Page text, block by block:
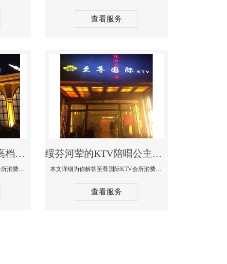
查看服务
绥芬河最好高端顶级高档商务KTV夜总会-天上人间KTV消费点评
本文详细为你解答天上人间KTV会所消费价格点评，更多关于最好高端顶级高档商务KTV夜总会免费咨询1312 0333301微信同步！
绥芬河荤的KTV陪唱公主美女哪家最多-至尊国际KTV会所消费价格
本文详细为你解答至尊国际KTV会所消费价格点评，更多关于荤的KTV陪唱公主美女哪家最多免费咨询1312 0333301微信同步！
查看服务